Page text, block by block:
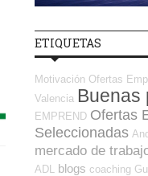
ETIQUETAS
Motivación Ofertas
Valencia Buenas
EMPREND Ofertas
Seleccionadas
mercado de
ADL
blogs coaching